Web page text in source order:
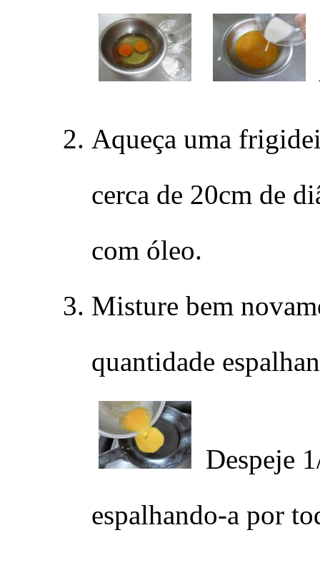
Aqueça uma
cerca de 20cm de
com óleo.
Misture bem
quantidade
Despeje
espalhando-a por